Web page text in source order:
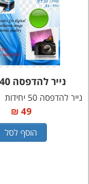
נייר להדפסה 240 גרם
נייר להדפסה 50 יחידות
49 ₪
הוסף לסל